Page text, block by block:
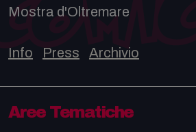
Mostra d'Oltremare
Info Press Archivio
Aree Tematiche